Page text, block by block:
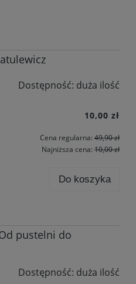
Dostępność: duża ilość
10,00 zł
Cena regularna: 49,90 zł
Najniższa cena: 10,00 zł
Do koszyka
pustelni do
Dostępność: duża ilość